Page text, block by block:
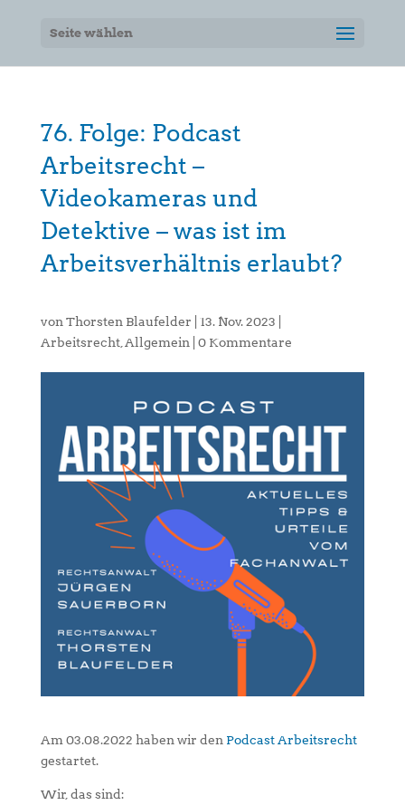
Seite wählen
76. Folge: Podcast
Arbeitsrecht –
Videokameras und
Detektive – was ist im
Arbeitsverhältnis erlaubt?
von Thorsten Blaufelder 13. Nov. 2023
Arbeitsrecht, Allgemein 0 Kommentare
Am 03.08.2022 haben wir den Podcast Arbeitsrecht
gestartet.
Wir, das sind: